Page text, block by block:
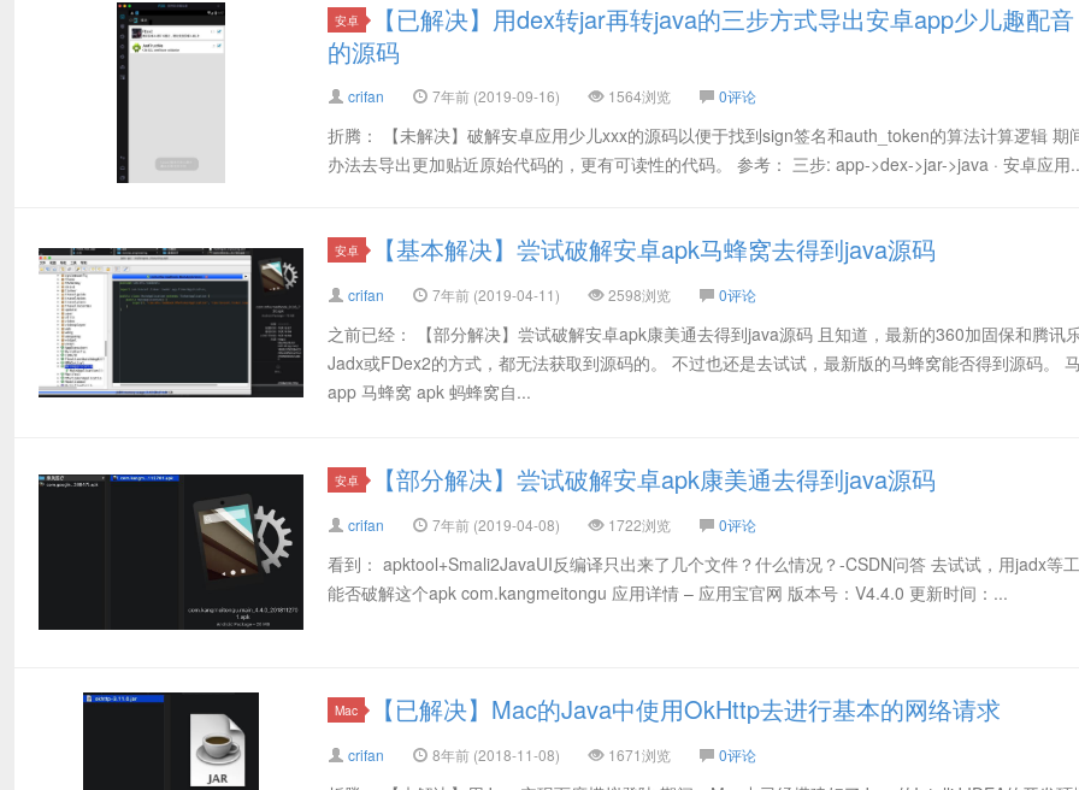
安卓
【已解决】用dex转jar再转java的三步方式导出安卓app少儿趣配音
的源码
crifan 7年前 (2019-09-16) 1564浏览 0评论
折腾： 【未解决】破解安卓应用少儿xxx的源码以便于找到sign签名和auth_token的算法计算逻辑 期
办法去导出更加贴近原始代码的，更有可读性的代码。 参考： 三步: app->dex->jar->java · 安卓应用
安卓 【基本解决】尝试破解安卓apk马蜂窝去得到java源码
crifan 7年前 (2019-04-11) 2598浏览 0评论
之前已经： 【部分解决】尝试破解安卓apk康美通去得到java源码 且知道，最新的360加固保和腾讯
Jadx或FDex2的方式，都无法获取到源码的。 不过也还是去试试，最新版的马蜂窝能否得到源码。
app 马蜂窝 apk 蚂蜂窝自...
安卓 【部分解决】尝试破解安卓apk康美通去得到java源码
crifan 7年前 (2019-04-08) 1722浏览 0评论
看到： apktool+Smali2JavaUI反编译只出来了几个文件？什么情况？-CSDN问答 去试试，用jadx等
能否破解这个apk com.kangmeitongu 应用详情 – 应用宝官网 版本号：V4.4.0 更新时间：...
Mac 【已解决】Mac的Java中使用OkHttp去进行基本的网络请求
crifan 8年前 (2018-11-08) 1671浏览 0评论